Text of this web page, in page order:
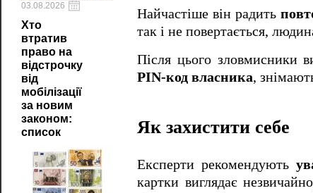
03.08.2026
Хто
втратив
право на
відстрочку
від
мобілізації
за новим
законом:
список
Найчастіше він радить
так і не повертається,
Після цього зловмисники
PIN-код власника,
Як захистити себе
Експерти рекомендують
картки виглядає